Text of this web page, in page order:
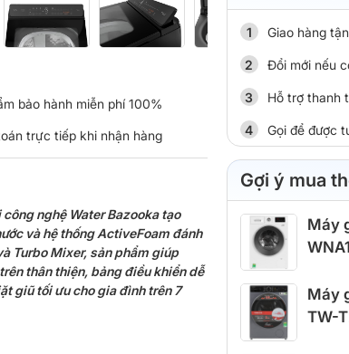
bảo hành miễn phí 100%
trực tiếp khi nhận hàng
nghệ Water Bazooka tạo
và hệ thống ActiveFoam đánh
Turbo Mixer, sản phẩm giúp
thân thiện, bảng điều khiển dễ
giũ tối ưu cho gia đình trên 7
Giao hàng
Đổi mới nếu
Hỗ trợ thanh
Gọi để được
Gợi ý mua
Máy
Máy
TW-